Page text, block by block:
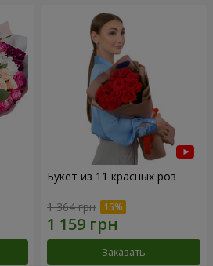
Букет из 11 красных роз
1 364 грн
Заказать